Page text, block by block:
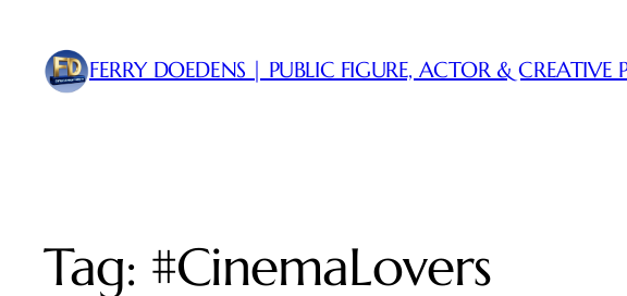
FERRY DOEDENS | PUBLIC FIGURE, ACTOR & CREATIVE
Tag: #CinemaLovers